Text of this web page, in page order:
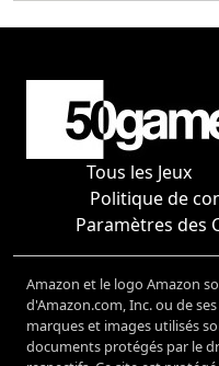
Tous les Jeux
Politique de
Paramètres des
Amazon et le logo Amazon
d'Amazon.com, Inc. ou de
marques et images utilisés
documents protégés par le